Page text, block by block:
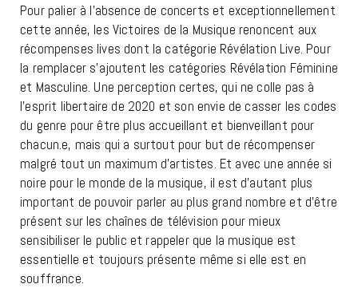
Pour palier à l’absence de concerts et exceptionnellement
cette année, les Victoires de la Musique renoncent aux
récompenses lives dont la catégorie Révélation Live. Pour
la remplacer s’ajoutent les catégories Révélation Féminine
et Masculine. Une perception certes, qui ne colle pas à
l’esprit libertaire de 2020 et son envie de casser les codes
du genre pour être plus accueillant et bienveillant pour
chacun.e, mais qui a surtout pour but de récompenser
malgré tout un maximum d’artistes. Et avec une année si
noire pour le monde de la musique, il est d’autant plus
important de pouvoir parler au plus grand nombre et d’être
présent sur les chaînes de télévision pour mieux
sensibiliser le public et rappeler que la musique est
essentielle et toujours présente même si elle est en
souffrance.